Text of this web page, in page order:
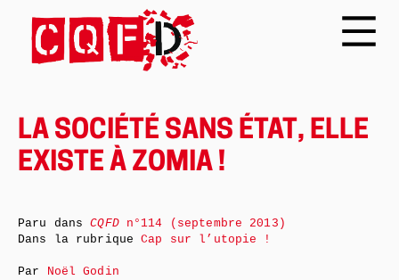
LA SOCIÉTÉ SANS ÉTAT, ELLE
EXISTE À ZOMIA !
Paru dansCQFDn°114 (septembre 2013)
Dans la rubriqueCap sur l’utopie !
Par Noël Godin